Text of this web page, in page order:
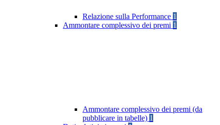
Relazione sulla Performance 1
Ammontare complessivo dei premi 1
Ammontare complessivo dei premi (da
pubblicare in tabelle) 1